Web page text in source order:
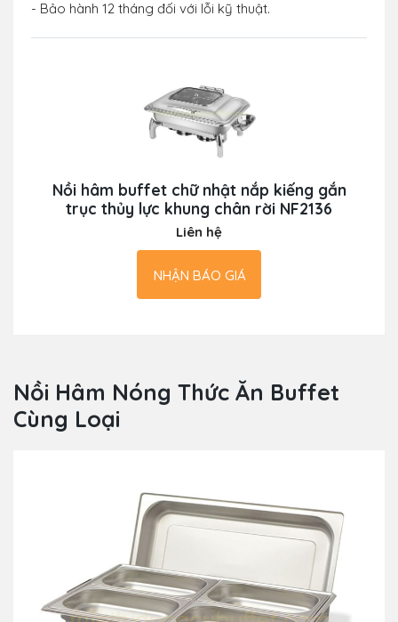
- Bảo hành 12 tháng đối với lỗi kỹ thuật.
Nồi hâm buffet chữ nhật nắp kiếng gắn
trục thủy lực khung chân rời NF2136
Liên hệ
NHẬN BÁO GIÁ
Nồi Hâm Nóng Thức Ăn Buffet
Cùng Loại